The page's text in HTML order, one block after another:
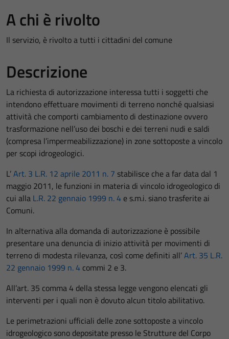
A chi è rivolto
Il servizio, è rivolto a tutti i cittadini del comune
Descrizione
La richiesta di autorizzazione interessa tutti i soggetti che
intendono effettuare movimenti di terreno nonché qualsiasi
attività che comporti cambiamento di destinazione ovvero
trasformazione nell’uso dei boschi e dei terreni nudi e saldi
(compresa l’impermeabilizzazione) in zone sottoposte a vincolo
per scopi idrogeologici.
L’Art. 3 L.R. 12 aprile 2011 n. 7 stabilisce che a far data dal 1
maggio 2011, le funzioni in materia di vincolo idrogeologico di
cui alla L.R. 22 gennaio 1999 n. 4 e s.m.i. siano trasferite ai
Comuni.
In alternativa alla domanda di autorizzazione è possibile
presentare una denuncia di inizio attività per movimenti di
terreno di modesta rilevanza, così come definiti all’Art. 35 L.R.
22 gennaio 1999 n. 4 commi 2 e 3.
All’art. 35 comma 4 della stessa legge vengono elencati gli
interventi per i quali non è dovuto alcun titolo abilitativo.
Le perimetrazioni ufficiali delle zone sottoposte a vincolo
idrogeologico sono depositate presso le Strutture del Corpo